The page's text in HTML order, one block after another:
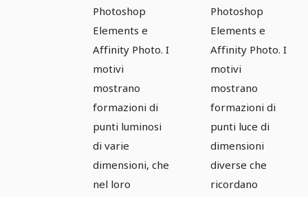
Photoshop
Elements e
Affinity Photo. I
motivi
mostrano
formazioni di
punti luminosi
di varie
dimensioni, che
nel loro
Photoshop
Elements e
Affinity Photo. I
motivi
mostrano
formazioni di
punti luce di
dimensioni
diverse che
ricordano